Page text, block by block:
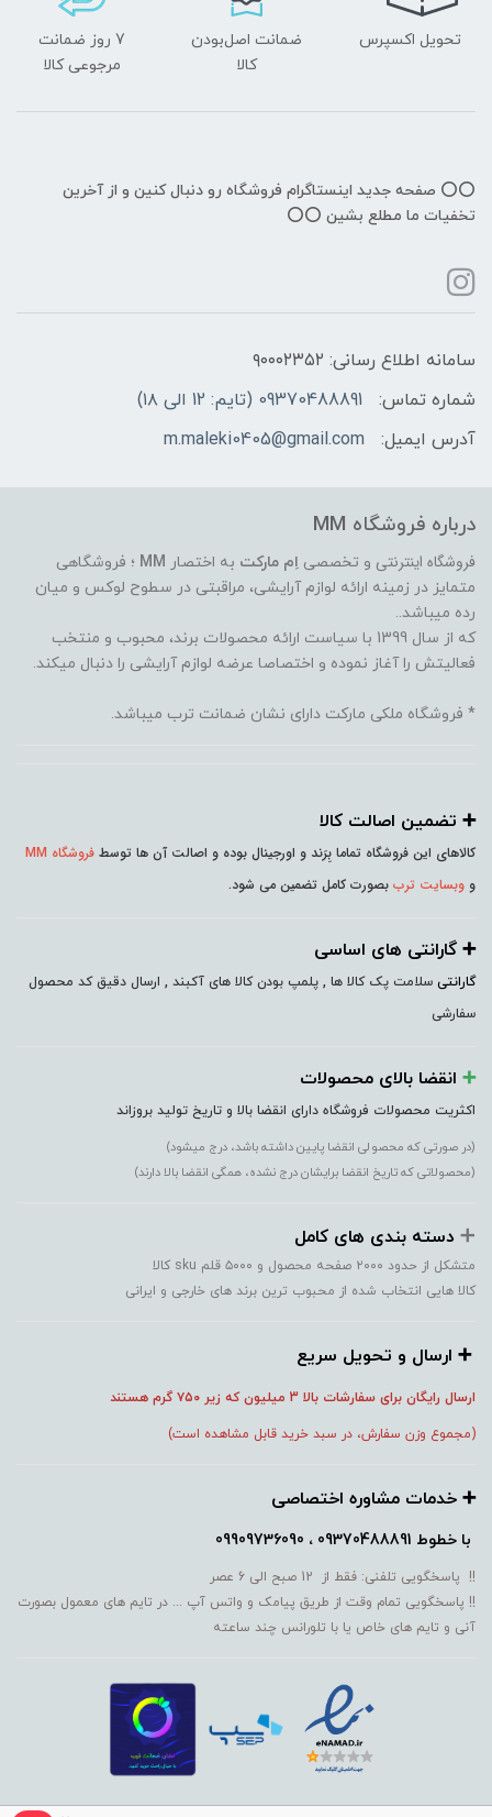
تحویل اکسپرس
ضمانت اصل‌بودن
کالا
7 روز ضمانت
مرجوعی کالا
⭕️⭕️ صفحه جدید اینستاگرام فروشگاه رو دنبال کنین و از آخرین
تخفیات ما مطلع بشین ⭕️⭕️
سامانه اطلاع رسانی: ۹۰۰۰۲۳۵۲
شماره تماس:
09370488891 (تایم: 12 الی ۱۸)
آدرس ایمیل:
m.maleki0405@gmail.com
درباره فروشگاه MM
فروشگاه اینترنتی و تخصصی اِم مارکت به اختصار MM ؛ فروشگاهی
متمایز در زمینه ارائه لوازم آرایشی، مراقبتی در سطوح لوکس و میان
رده میباشد..
که از سال 1399 با سیاست ارائه محصولات برند، محبوب و منتخب
فعالیتش را آغاز نموده و اختصاصا عرضه لوازم آرایشی را دنبال میکند.
* فروشگاه ملکی مارکت دارای نشان ضمانت ترب میباشد.
➕️ تضمین اصالت کالا
کالاهای این فروشگاه تماما بِرَند و اورجینال بوده و اصالت آن ها توسط فروشگاه MM
و وبسایت ترب بصورت کامل تضمین می شود.
➕️ گارانتی های اساسی
گارانتی سلامت پک کالا ها , پلمپ بودن کالا های آکبند , ارسال دقیق کد محصول
سفارشی
➕️ انقضا بالای محصولات
اکثریت محصولات فروشگاه دارای انقضا بالا و تاریخ تولید بروزاند
(در صورتی که محصولی انقضا پایین داشته باشد، درج میشود)
(محصولاتی که تاریخ انقضا برایشان درج نشده، همگی انقضا بالا دارند)
➕️ دسته بندی های کامل
متشکل از حدود ۲۰۰۰ صفحه محصول و ۵۰۰۰ قلم sku کالا
کالا هایی انتخاب شده از محبوب ترین برند های خارجی و ایرانی
➕️ ارسال و تحویل سریع
ارسال رایگان برای سفارشات بالا 3 میلیون که زیر ۷۵۰ گرم هستند
(مجموع وزن سفارش، در سبد خرید قابل مشاهده است)
➕️ خدمات مشاوره اختصاصی
با خطوط 09370488891 ، 09909736090
!! پاسخگویی تلفنی: فقط از 12 صبح الی 6 عصر
!! پاسخگویی تمام وقت از طریق پیامک و واتس آپ ... در تایم های معمول بصورت
آنی و تایم های خاص یا با تلورانس چند ساعته